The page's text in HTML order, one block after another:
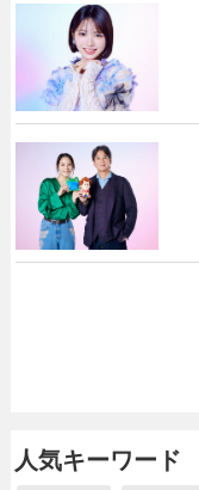
人気キーワード